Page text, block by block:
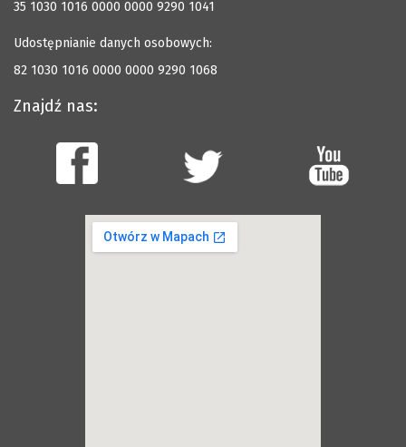
35 1030 1016 0000 0000 9290 1041
Udostępnianie danych osobowych:
82 1030 1016 0000 0000 9290 1068
Znajdź nas: